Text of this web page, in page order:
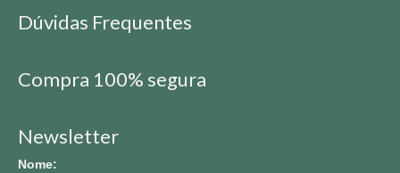
Dúvidas Frequentes
Compra 100% segura
Newsletter
Nome: